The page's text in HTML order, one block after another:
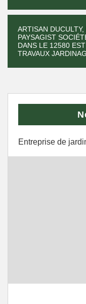
ARTISAN
PAYSAGIST
DANS LE 12580
TRAVAUX
Entreprise de